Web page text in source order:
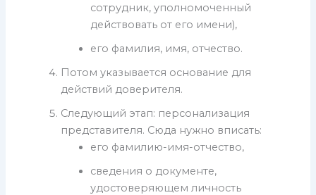
сотрудник, уполномоченный
действовать от его имени),
его фамилия, имя, отчество.
Потом указывается основание для
действий доверителя.
Следующий этап: персонализация
представителя. Сюда нужно вписать:
его фамилию-имя-отчество,
сведения о документе,
удостоверяющем личность